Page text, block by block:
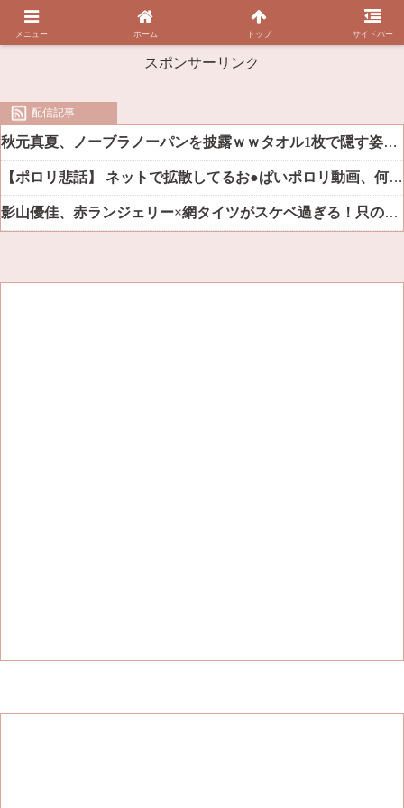
スポンサーリンク
配信記事
秋元真夏、ノーブラノーパンを披露ｗｗタオル1枚で隠す姿がほぼA●女優・・
【ポロリ悲話】 ネットで拡散してるお●ぱいポロリ動画、何故か叩かれる・・・
影山優佳、赤ランジェリー×網タイツがスケベ過ぎる！只の痴女だろ・・・
メニュー ホーム トップ サイドバー